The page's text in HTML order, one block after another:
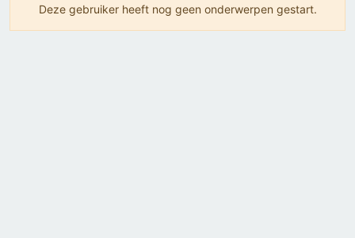
Deze gebruiker heeft nog geen onderwerpen gestart.